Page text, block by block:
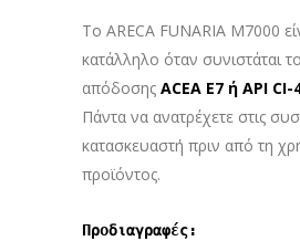
Το ARECA FUNARIA M7000
κατάλληλο όταν συνιστάται
απόδοσης ACEA E7 ή API CI-
Πάντα να ανατρέχετε στις
κατασκευαστή πριν από τη
προϊόντος.
Προδιαγραφές: